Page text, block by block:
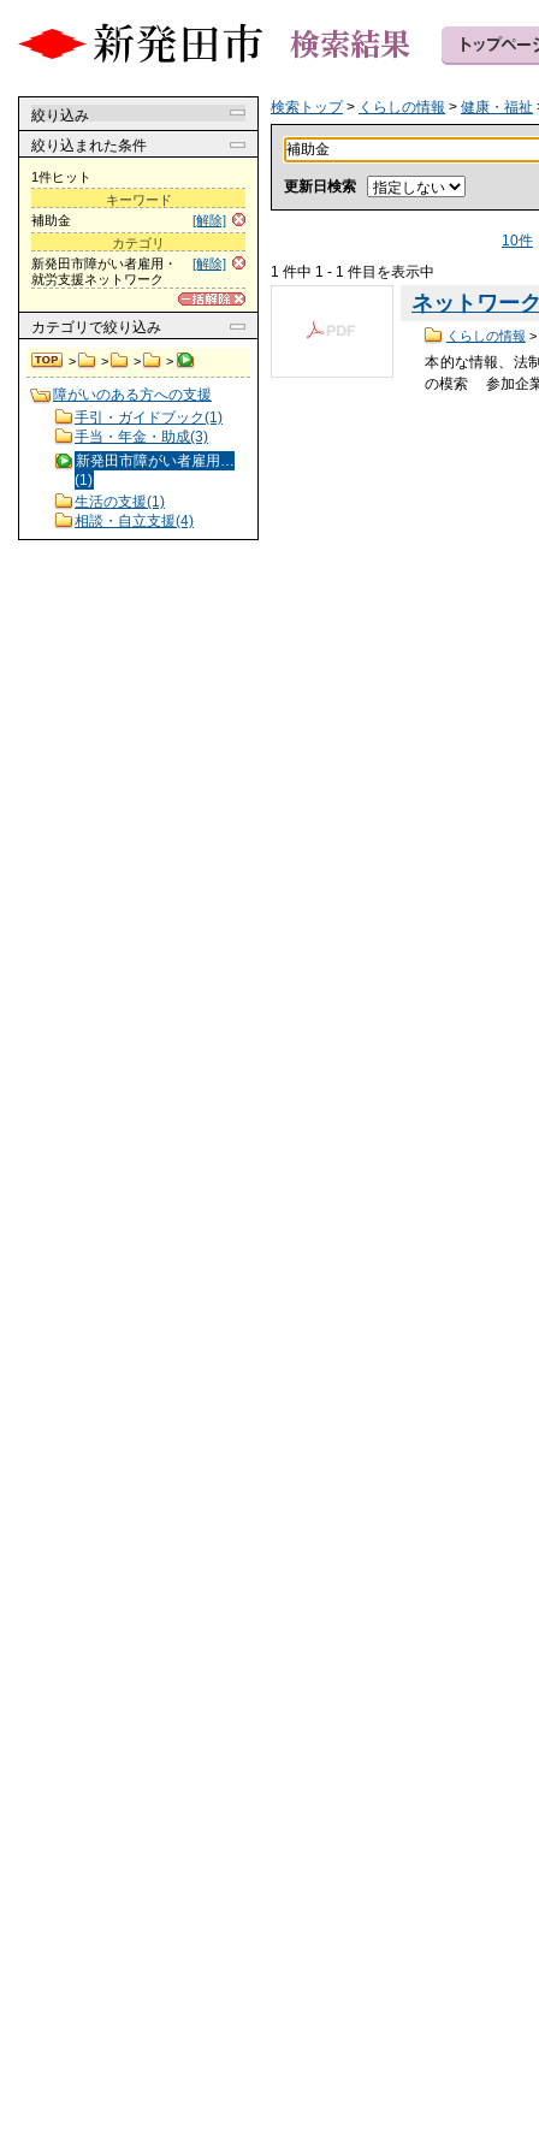
絞り込み
絞り込まれた条件
1件ヒット
キーワード
[解除]
補助金
カテゴリ
[解除]
新発田市障がい者雇用・
就労支援ネットワーク
カテゴリ で絞り込み
> > > >
障がいのある方への支援
手引・ガイドブック(1)
手当・年金・助成(3)
新発田市障がい者雇用…
(1)
生活の支援(1)
相談・自立支援(4)
検索トップ> くらしの情報 > 健康・福祉
更新日検索
10件
1 件中 1 - 1 件目を表示中
ネットワー
くらしの情報 >
本的な情報、法
の模索 参加企